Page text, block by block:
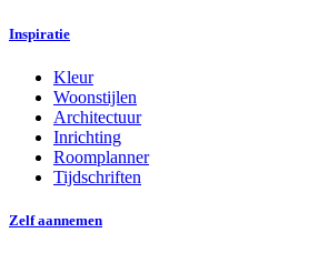
Inspiratie
Kleur
Woonstijlen
Architectuur
Inrichting
Roomplanner
Tijdschriften
Zelf aannemen